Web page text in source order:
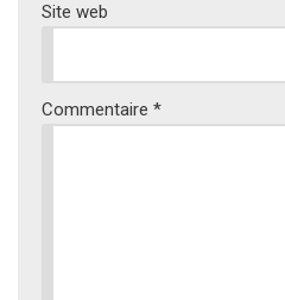
Site web
Commentaire *